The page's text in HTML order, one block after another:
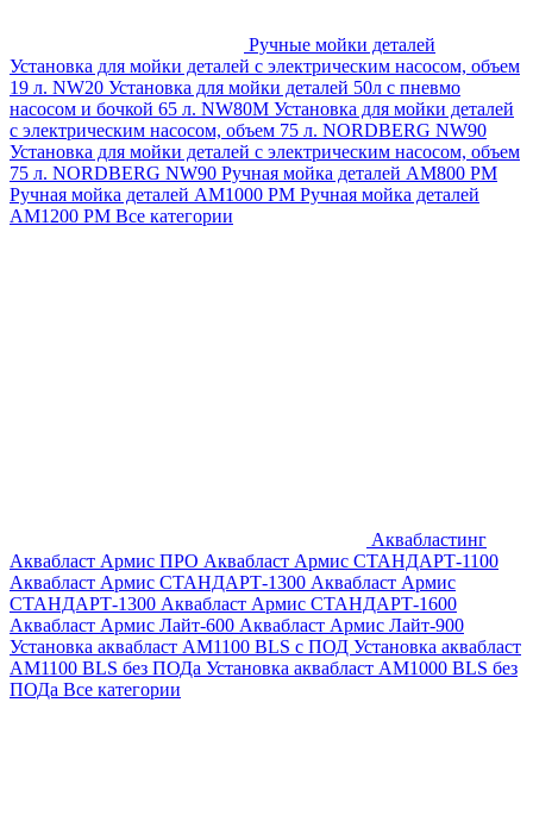
Ручные мойки деталей
Установка для мойки деталей с электрическим насосом, объем
19 л. NW20 Установка для мойки деталей 50л с пневмо
насосом и бочкой 65 л. NW80M Установка для мойки деталей
с электрическим насосом, объем 75 л. NORDBERG NW90
Установка для мойки деталей с электрическим насосом, объем
75 л. NORDBERG NW90 Ручная мойка деталей АМ800 РМ
Ручная мойка деталей АМ1000 РМ Ручная мойка деталей
АМ1200 РМ Все категории
Аквабластинг
Аквабласт Армис ПРО Аквабласт Армис СТАНДАРТ-1100
Аквабласт Армис СТАНДАРТ-1300 Аквабласт Армис
СТАНДАРТ-1300 Аквабласт Армис СТАНДАРТ-1600
Аквабласт Армис Лайт-600 Аквабласт Армис Лайт-900
Установка аквабласт AM1100 BLS с ПОД Установка аквабласт
AM1100 BLS без ПОДа Установка аквабласт AM1000 BLS без
ПОДа Все категории